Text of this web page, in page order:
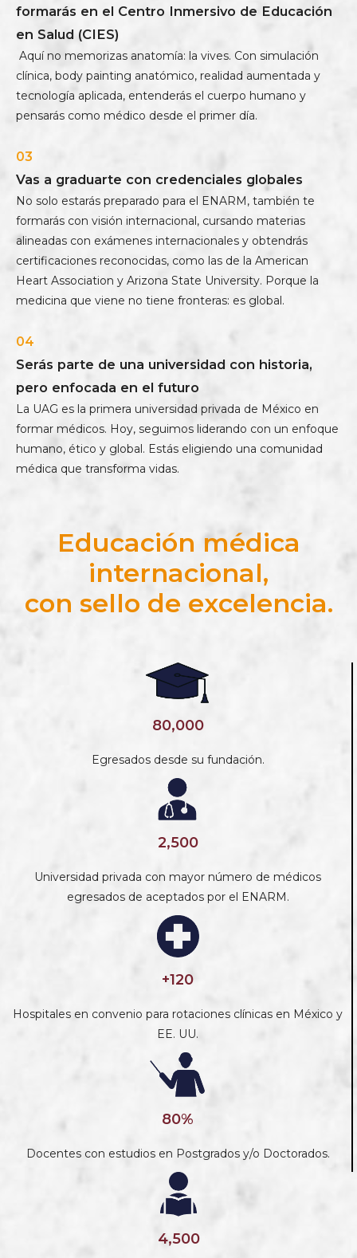
formarás en el Centro Inmersivo de Educación
en Salud (CIES)
Aquí no memorizas anatomía: la vives. Con simulación
clínica, body painting anatómico, realidad aumentada y
tecnología aplicada, entenderás el cuerpo humano y
pensarás como médico desde el primer día.
03
Vas a graduarte con credenciales globales
No solo estarás preparado para el ENARM, también te
formarás con visión internacional, cursando materias
alineadas con exámenes internacionales y obtendrás
certificaciones reconocidas, como las de la American
Heart Association y Arizona State University. Porque la
medicina que viene no tiene fronteras: es global.
04
Serás parte de una universidad con historia,
pero enfocada en el futuro
La UAG es la primera universidad privada de México en
formar médicos. Hoy, seguimos liderando con un enfoque
humano, ético y global. Estás eligiendo una comunidad
médica que transforma vidas.
Educación médica
internacional,
con sello de excelencia.
80,000
Egresados desde su fundación.
2,500
Universidad privada con mayor número de médicos
egresados de aceptados por el ENARM.
+120
Hospitales en convenio para rotaciones clínicas en México y
EE. UU.
80%
Docentes con estudios en Postgrados y/o Doctorados.
4,500